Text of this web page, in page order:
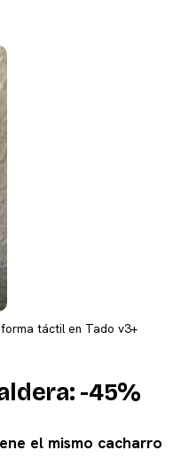
táctil en Tado v3+
-45%
el mismo cacharro